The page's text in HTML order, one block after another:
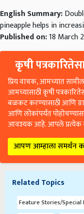
English Summary:
pineapple helps in
Published on:18 March
कृषी
प्रिय वाचक, आमच्यात
आमच्यासाठी कृषी
बळकट करण्यासाठी आणि
आणि लोकांपर्यंत
आवश्यक आहे. आपले प्रत्येक
आपण आम्हाला
Related Topics
Feature Stories/Special